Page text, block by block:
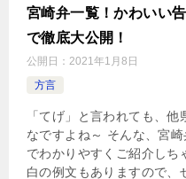
宮崎弁一覧！かわいい
で徹底大公開！
公開日： 2021年1月8日
方言
「てげ」と言われても、
なですよね～ そんな、宮
でわかりやすくご紹介しち
白の例文もありますので、